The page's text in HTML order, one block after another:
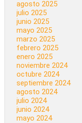
agosto 2025
julio 2025
junio 2025
mayo 2025
marzo 2025
febrero 2025
enero 2025
noviembre 2024
octubre 2024
septiembre 2024
agosto 2024
julio 2024
junio 2024
mayo 2024